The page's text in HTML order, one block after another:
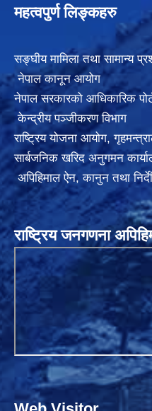
महत्वपुर्ण लिङ्कहरु
सङ्घीय मामिला तथा सामान्य
नेपाल कानून आयोग
नेपाल सरकारको आधिकारिक
केन्द्रीय पञ्जीकरण विभाग
राष्ट्रिय योजना आयोग,
सार्बजनिक खरिद अनुगमन
अपिहिमाल ऐन, कानुन तथा
राष्ट्रिय जनगणना